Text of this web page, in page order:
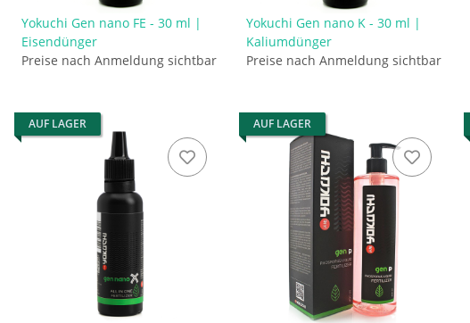
Yokuchi Gen nano FE - 30 ml |
Eisendünger
Preise nach Anmeldung sichtbar
Yokuchi Gen nano K - 30 ml |
Kaliumdünger
Preise nach Anmeldung sichtbar
AUF LAGER AUF LAGER